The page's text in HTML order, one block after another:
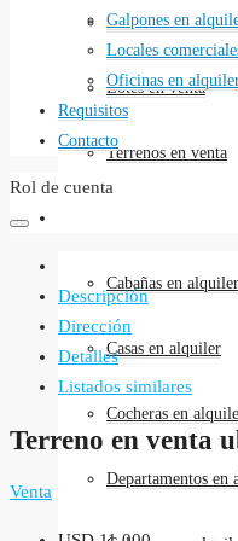
Locales
Lotes en venta
Terrenos en venta
Cabañas en alquiler
Casas en alquiler
Cocheras en
Departamentos en
Galpones en
Locales
Oficinas en
Requisitos
Contacto
Rol de cuenta
Descripción
Dirección
Detalles
Listados similares
Terreno en venta
Venta